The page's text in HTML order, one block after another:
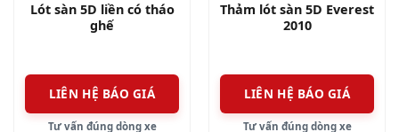
Quận 5, TPHCM.
Chi Nhánh III: 661, Đại Lộ Bình Dương, Khu
Phố 4, Phường Hiệp Thành, TP. Thủ Dầu Một,
Lót sàn 5D liền có tháo
ghế
LIÊN HỆ BÁO GIÁ
Tư vấn đúng dòng xe
Thảm lót sàn 5D Everest
2010
LIÊN HỆ BÁO GIÁ
Tư vấn đúng dòng xe